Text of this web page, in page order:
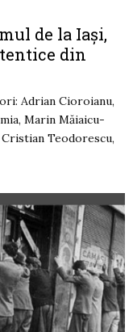
de la Iași,
din
Adrian Cioroianu,
Marin Măiaicu-
Teodorescu,